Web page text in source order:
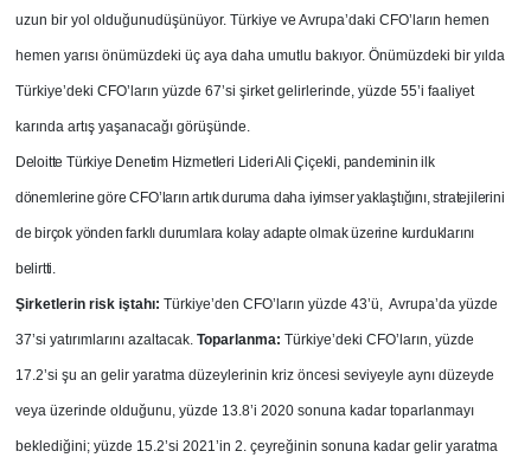
uzun bir yol olduğunudüşünüyor. Türkiye ve Avrupa’daki CFO’ların hemen
hemen yarısı önümüzdeki üç aya daha umutlu bakıyor. Önümüzdeki bir yılda
Türkiye’deki CFO’ların yüzde 67’si şirket gelirlerinde, yüzde 55’i faaliyet
karında artış yaşanacağı görüşünde.
Deloitte Türkiye Denetim Hizmetleri Lideri Ali Çiçekli, pandeminin ilk
dönemlerine göre CFO’ların artık duruma daha iyimser yaklaştığını, stratejilerini
de birçok yönden farklı durumlara kolay adapte olmak üzerine kurduklarını
belirtti.
Şirketlerin risk iştahı: Türkiye’den CFO’ların yüzde 43’ü, Avrupa’da yüzde
37’si yatırımlarını azaltacak. Toparlanma: Türkiye’deki CFO’ların, yüzde
17.2’si şu an gelir yaratma düzeylerinin kriz öncesi seviyeyle aynı düzeyde
veya üzerinde olduğunu, yüzde 13.8’i 2020 sonuna kadar toparlanmayı
beklediğini; yüzde 15.2’si 2021’in 2. çeyreğinin sonuna kadar gelir yaratma